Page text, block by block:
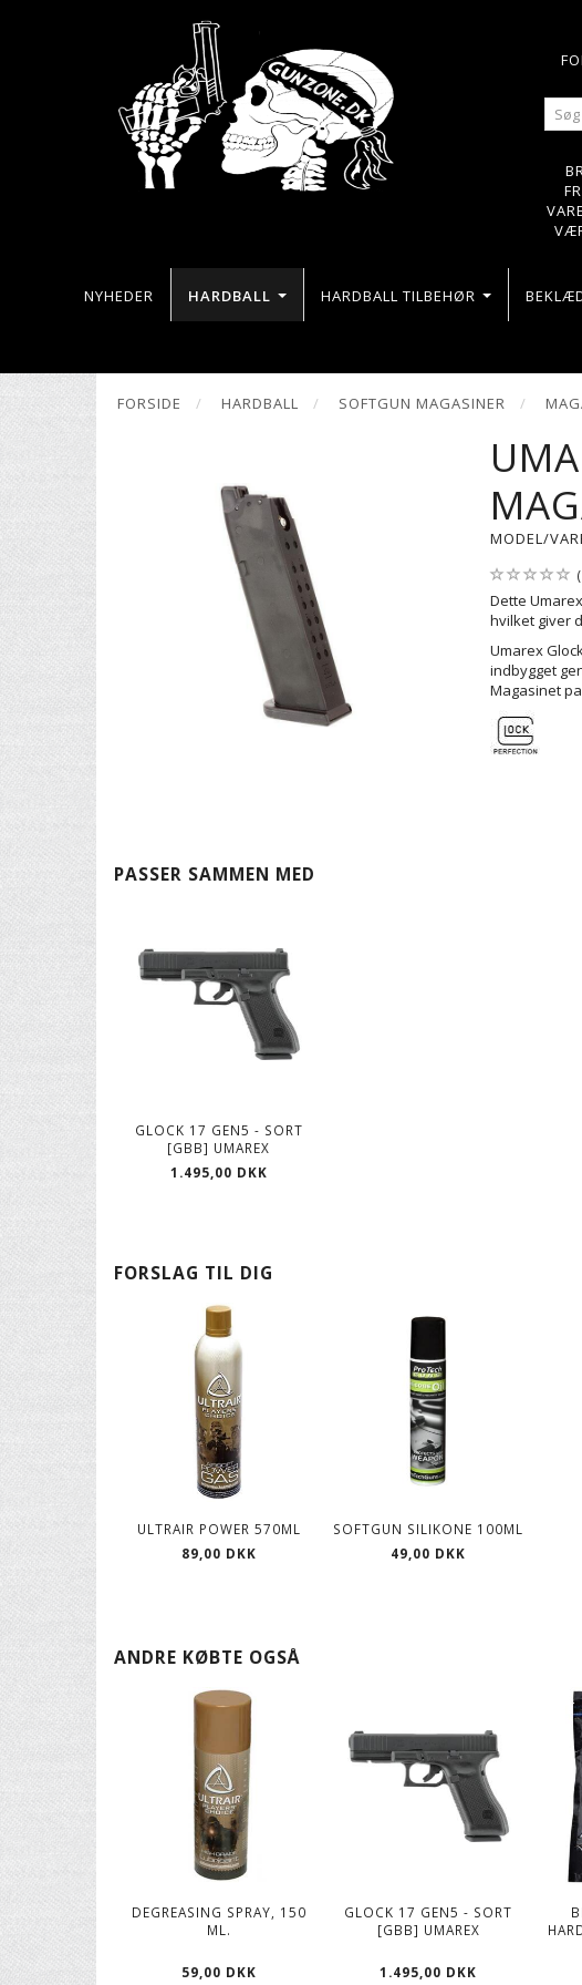
NYHEDER HARDBALL HARDBALL TILBEHØR
FORSIDE HARDBALL SOFTGUN MAGASINER
MODEL/
Dette
hvilket giver
Umarex
indbygget
Magasinet
PASSER SAMMEN MED
GLOCK 17 GEN5 - SORT
[GBB] UMAREX
1.495,00 DKK
FORSLAG TIL DIG
ULTRAIR POWER 570ML
89,00 DKK
SOFTGUN SILIKONE 100ML
49,00 DKK
ANDRE KØBTE OGSÅ
DEGREASING SPRAY, 150
ML.
59,00 DKK
GLOCK 17 GEN5 - SORT
[GBB] UMAREX
1.495,00 DKK